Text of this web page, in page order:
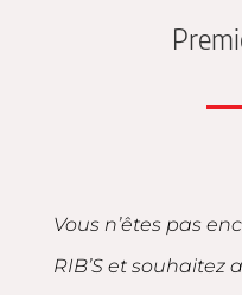
Vous n’êtes pas
RIB’S et souhaitez